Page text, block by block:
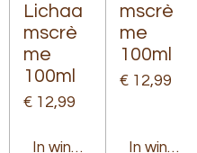
Lichaa
mscrè
me
100ml
€ 12,99
In winkelwagen
mscrè
me
100ml
€ 12,99
In